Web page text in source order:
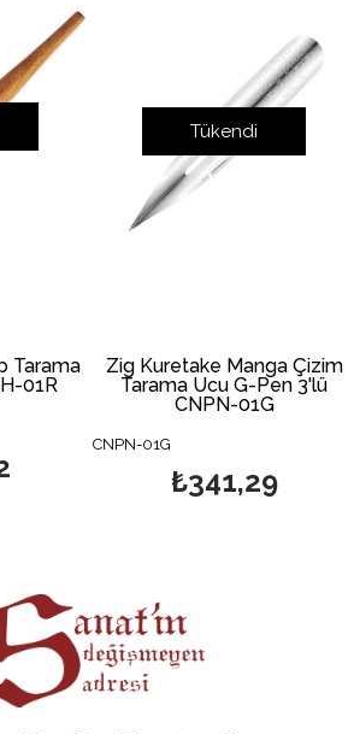
Tarama
01R
Tükendi
Zig Kuretake Manga Çizim
Tarama Ucu G-Pen 3'lü
CNPN-01G
CNPN-01G
₺341,29